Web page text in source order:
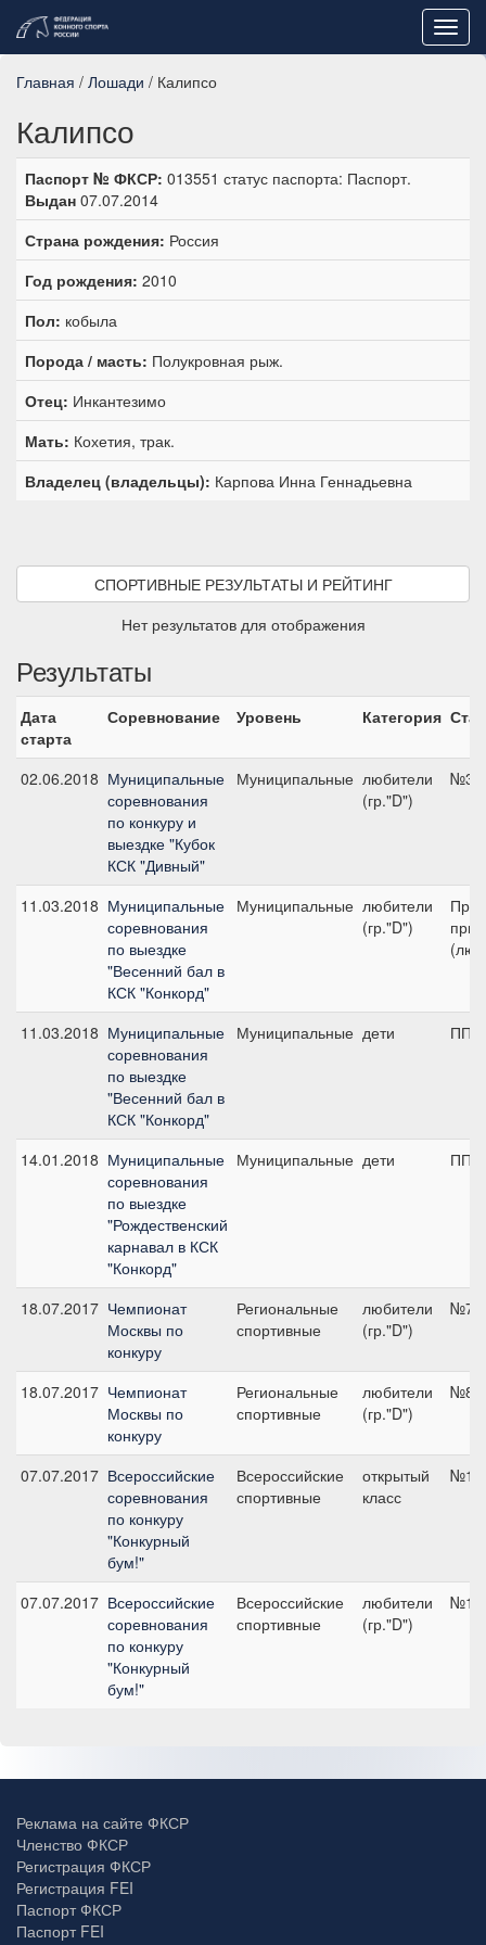
Главная / Лошади / Калипсо
Калипсо
Паспорт № ФКСР: 013551 статус паспорта: Паспорт.
Выдан 07.07.2014
Страна рождения: Россия
Год рождения: 2010
Пол: кобыла
Порода / масть: Полукровная рыж.
Отец: Инкантезимо
Мать: Кохетия, трак.
Владелец (владельцы): Карпова Инна Геннадьевна
СПОРТИВНЫЕ РЕЗУЛЬТАТЫ И РЕЙТИНГ
Нет результатов для отображения
Результаты
Дата
старта
Соревнование Уровень Категория
02.06.2018 Муниципальные
соревнования
по конкуру и
выездке "Кубок
КСК "Дивный"
Муниципальные любители
(гр."D")
№3,
11.03.2018 Муниципальные
соревнования
по выездке
"Весенний бал в
КСК "Конкорд"
Муниципальные любители
(гр."D")
11.03.2018 Муниципальные
соревнования
по выездке
"Весенний бал в
КСК "Конкорд"
Муниципальные дети ПП
14.01.2018 Муниципальные
соревнования
по выездке
"Рождественский
карнавал в КСК
"Конкорд"
Муниципальные дети ПП
18.07.2017 Чемпионат
Москвы по
конкуру
Региональные
спортивные
любители
(гр."D")
№7,
18.07.2017 Чемпионат
Москвы по
конкуру
Региональные
спортивные
любители
(гр."D")
№8,
07.07.2017 Всероссийские
соревнования
по конкуру
"Конкурный
бум!"
Всероссийские
спортивные
открытый
класс
07.07.2017 Всероссийские
соревнования
по конкуру
"Конкурный
бум!"
Всероссийские
спортивные
любители
(гр."D")
Реклама на сайте ФКСР
Членство ФКСР
Регистрация ФКСР
Регистрация FEI
Паспорт ФКСР
Паспорт FEI